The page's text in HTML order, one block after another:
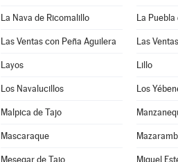
La Nava de Ricomalillo La Puebla
Las Ventas con Peña Aguilera Las
Layos Lillo
Los Navalucillos Los
Malpica de Tajo
Mascaraque
Mesegar de Tajo Miguel